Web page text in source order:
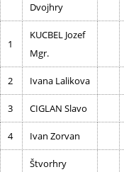
Dvojhry
1
KUCBEL Jozef
Mgr.
2 Ivana Lalikova
3 CIGLAN Slavo
4 Ivan Zorvan
Štvorhry